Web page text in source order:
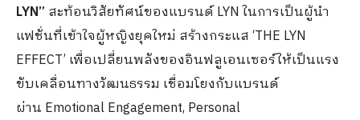
LYN” สะท้อนวิสัยทัศน์ของแบรนด์ LYN ในการเป็นผู้นำ
แฟชั่นที่เข้าใจผู้หญิงยุคใหม่ สร้างกระแส ‘THE LYN
EFFECT’ เพื่อเปลี่ยนพลังของอินฟลูเอนเซอร์ให้เป็นแรง
ขับเคลื่อนทางวัฒนธรรม เชื่อมโยงกับแบรนด์
ผ่าน Emotional Engagement, Personal